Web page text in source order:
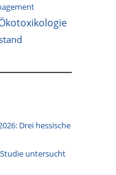
Drei hessische
untersucht